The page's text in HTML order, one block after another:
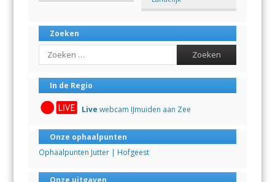
Zoeken
Search
In de Regio
Live webcam IJmuiden aan Zee
Onze ophaalpunten
Ophaalpunten Jutter | Hofgeest